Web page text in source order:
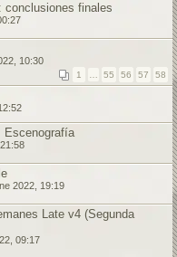
conclusiones finales
10:30
1 55 56 57 58
Escenografía
2022, 19:19
Late v4 (Segunda
09:17